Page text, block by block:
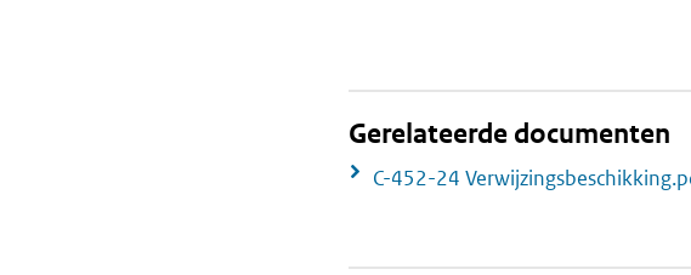
Gerelateerde documenten
C-452-24